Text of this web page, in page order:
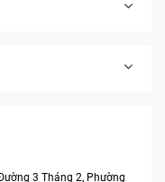
3 Tháng 2, Phường